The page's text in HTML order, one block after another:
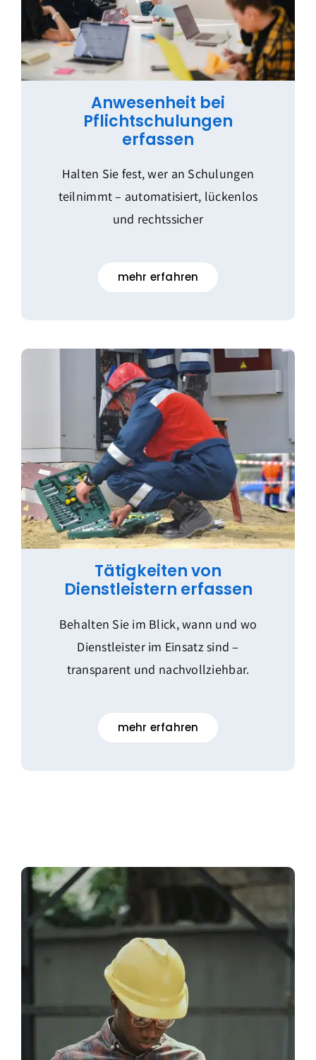
Anwesenheit bei
Pflichtschulungen
erfassen
Halten Sie fest, wer an Schulungen
teilnimmt – automatisiert, lückenlos
und rechtssicher
mehr erfahren
Tätigkeiten von
Dienstleistern erfassen
Behalten Sie im Blick, wann und wo
Dienstleister im Einsatz sind –
transparent und nachvollziehbar.
mehr erfahren